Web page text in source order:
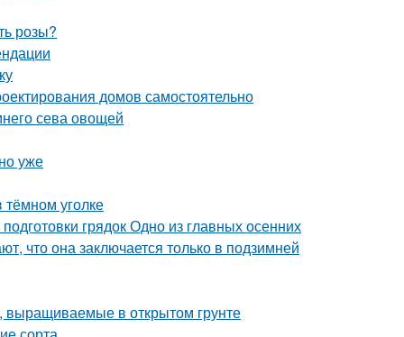
розы?
домов самостоятельно
сева овощей
уже
уголке
грядок Одно из главных осенних
что она заключается только в подзимней
в открытом грунте